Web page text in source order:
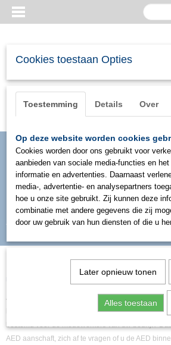
Inloggen Registreren
AED kasten bepalen de locatie van uw AED, en
belangrijke factor. Krijgt de AED een
bestemd voor de medewerkers van uw bedrijf?
AED aanschaft, zich af te vragen of u de AED
Cookies toestaan Opties
Toestemming Details Over
Op deze website worden cookies
Cookies worden door ons gebruikt voor
aanbieden van sociale media-functies en
informatie en advertenties. Daarnaast
media-, advertentie- en analysepartners
hoe u onze site gebruikt. Zij kunnen deze
combinatie met andere gegevens die zij
door uw gebruik van hun diensten of die u
Later opnieuw tonen
Alles toestaan